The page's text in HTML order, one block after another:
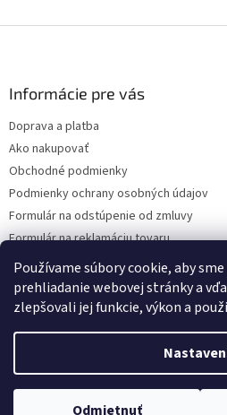
Používame súbory cookie, aby
prehliadanie webovej stránky a
zlepšovali jej funkcie, výkon a
Odmietnuť
Informácie pre vás
Doprava a platba
Ako nakupovať
Obchodné podmienky
Podmienky ochrany osobných údajov
Formulár na odstúpenie od zmluvy
Formulár na reklamáciu tovaru
Kontakty
Copyright 2026www.hygart.sk.